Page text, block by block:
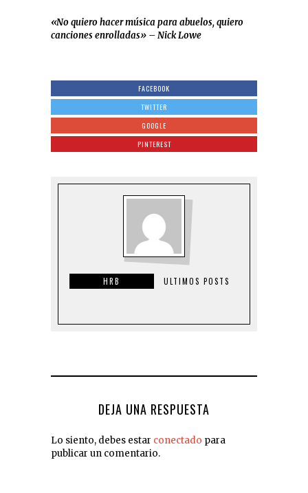
«No quiero hacer música para abuelos, quiero
canciones enrolladas» – Nick Lowe
FACEBOOK
TWITTER
GOOGLE
PINTEREST
HRB ULTIMOS POSTS
DEJA UNA RESPUESTA
Lo siento, debes estar conectado para
publicar un comentario.